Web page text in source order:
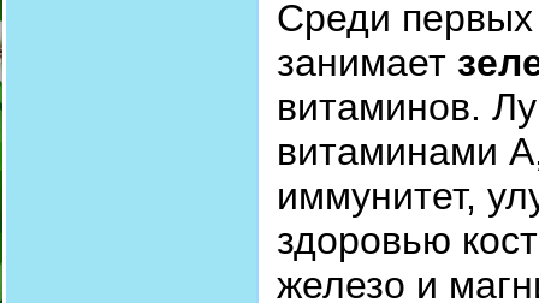
Среди
занимает
витаминов.
витаминами
иммунитет,
здоровью
железо и